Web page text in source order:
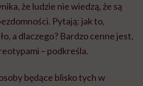
że ludzie nie wiedzą, że są
Pytają: jak to,
a dlaczego? Bardzo cenne jest,
– podkreśla.
będące blisko tych w